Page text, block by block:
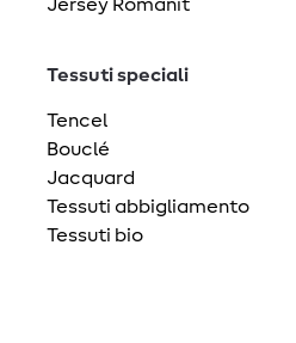
Jersey Romanit
Tessuti speciali
Tencel
Bouclé
Jacquard
Tessuti abbigliamento
Tessuti bio